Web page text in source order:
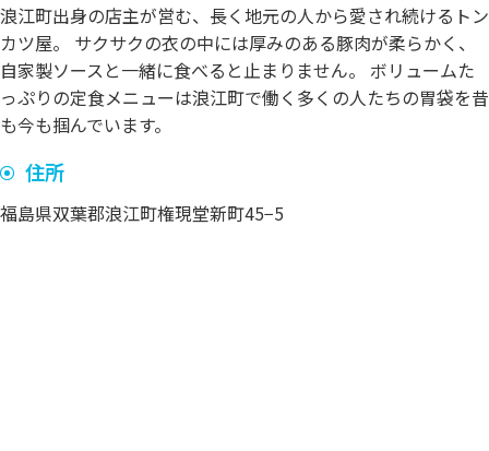
浪江町出身の店主が営む、長く地元の人から愛され続けるトン
カツ屋。 サクサクの衣の中には厚みのある豚肉が柔らかく、
自家製ソースと一緒に食べると止まりません。 ボリュームた
っぷりの定食メニューは浪江町で働く多くの人たちの胃袋を昔
も今も掴んでいます。
住所
福島県双葉郡浪江町権現堂新町45−5